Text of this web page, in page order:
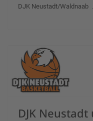
DJK Neustadt/Waldnaab
DJK